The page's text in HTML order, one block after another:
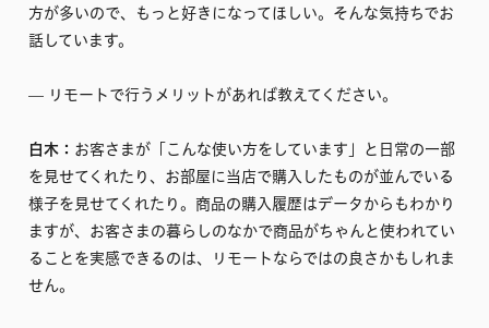
方が多いので、もっと好きになってほしい。そんな気持ちでお
話しています。
–– リモートで行うメリットがあれば教えてください。
白木： お客さまが「こんな使い方をしています」と日常の一部
を見せてくれたり、お部屋に当店で購入したものが並んでいる
様子を見せてくれたり。商品の購入履歴はデータからもわかり
ますが、お客さまの暮らしのなかで商品がちゃんと使われてい
ることを実感できるのは、リモートならではの良さかもしれま
せん。